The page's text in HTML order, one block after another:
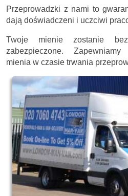
Przeprowadzki z nami to
dają doświadczeni i uczciwi
Twoje mienie zostanie
zabezpieczone.
mienia w czasie trwania